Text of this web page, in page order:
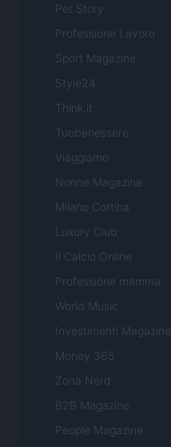
Pet Story
Professione Lavoro
Sport Magazine
Style24
Think.it
Tuobenessere
Viaggiamo
Nonne Magazine
Milano Cortina
Luxury Club
Il Calcio Online
Professione mamma
World Music
Investimenti Magazine
Money 365
Zona Nerd
B2B Magazine
People Magazine